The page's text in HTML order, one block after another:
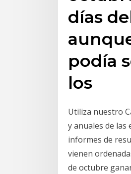
días
podía
los
Utiliza nuestro
y anuales de
informes de
vienen
de octubre